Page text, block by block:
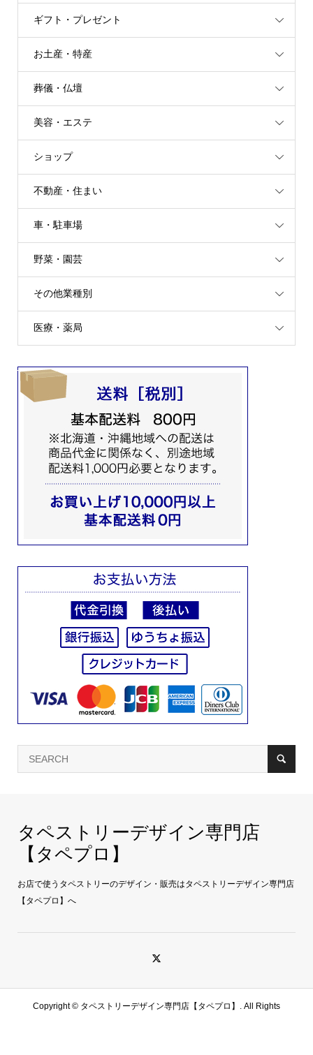
ギフト・プレゼント
お土産・特産
葬儀・仏壇
美容・エステ
ショップ
不動産・住まい
車・駐車場
野菜・園芸
その他業種別
医療・薬局
タペストリーデザイン専門店
【タペプロ】
お店で使うタペストリーのデザイン・販売はタペストリーデザイン専門店
【タペプロ】へ
Copyright © タペストリーデザイン専門店【タペプロ】. All Rights